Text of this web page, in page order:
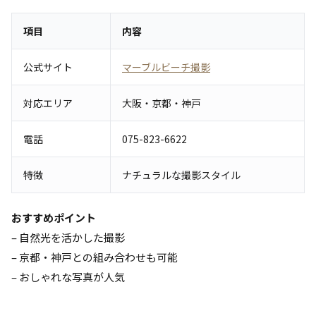
項目 内容
公式サイト マーブルビーチ撮影
対応エリア 大阪・京都・神戸
電話 075-823-6622
特徴 ナチュラルな撮影スタイル
おすすめポイント
– 自然光を活かした撮影
– 京都・神戸との組み合わせも可能
– おしゃれな写真が人気